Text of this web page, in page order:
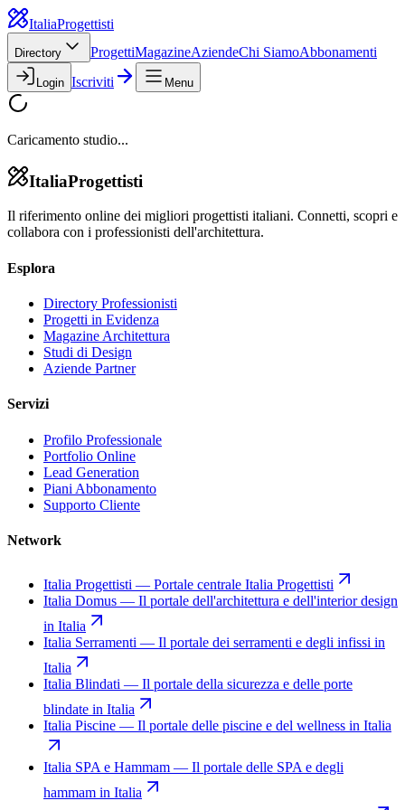
ItaliaProgettisti
Directory ProgettiMagazineAziendeChi SiamoAbbonamenti
Login Iscriviti Menu
Caricamento studio...
ItaliaProgettisti
Il riferimento online dei migliori progettisti italiani. Connetti, scopri e
collabora con i professionisti dell'architettura.
Esplora
Directory Professionisti
Progetti in Evidenza
Magazine Architettura
Studi di Design
Aziende Partner
Servizi
Profilo Professionale
Portfolio Online
Lead Generation
Piani Abbonamento
Supporto Cliente
Network
Italia Progettisti — Portale centrale Italia Progettisti
Italia Domus — Il portale dell'architettura e dell'interior design
in Italia
Italia Serramenti — Il portale dei serramenti e degli infissi in
Italia
Italia Blindati — Il portale della sicurezza e delle porte
blindate in Italia
Italia Piscine — Il portale delle piscine e del wellness in Italia
Italia SPA e Hammam — Il portale delle SPA e degli
hammam in Italia